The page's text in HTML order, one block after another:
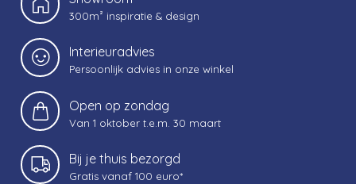
300m² inspiratie & design
Interieuradvies
Persoonlijk advies in onze winkel
Open op zondag
Van 1 oktober t.e.m. 30 maart
Bij je thuis bezorgd
Gratis vanaf 100 euro*